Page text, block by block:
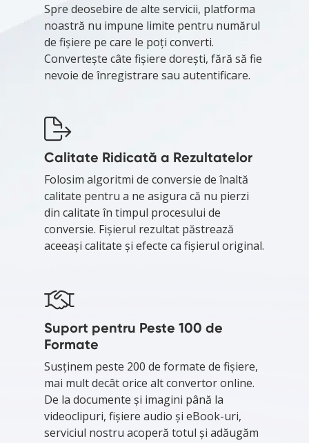
Spre deosebire de alte servicii, platforma
noastră nu impune limite pentru numărul
de fișiere pe care le poți converti.
Convertește câte fișiere dorești, fără să fie
nevoie de înregistrare sau autentificare.
Calitate Ridicată a Rezultatelor
Folosim algoritmi de conversie de înaltă
calitate pentru a ne asigura că nu pierzi
din calitate în timpul procesului de
conversie. Fișierul rezultat păstrează
aceeași calitate și efecte ca fișierul original.
Suport pentru Peste 100 de
Formate
Susținem peste 200 de formate de fișiere,
mai mult decât orice alt convertor online.
De la documente și imagini până la
videoclipuri, fișiere audio și eBook-uri,
serviciul nostru acoperă totul și adăugăm